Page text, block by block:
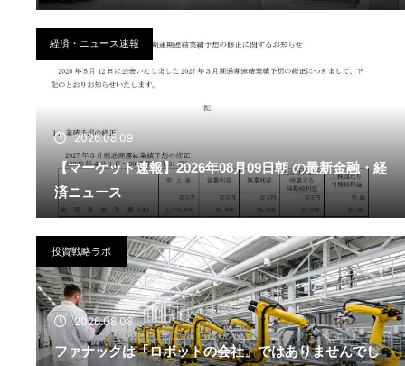
経済・ニュース速報
2026.08.09
【マーケット速報】2026年08月09日朝 の最新金融・経
済ニュース
投資戦略ラボ
2026.08.08
ファナックは「ロボットの会社」ではありませんでし